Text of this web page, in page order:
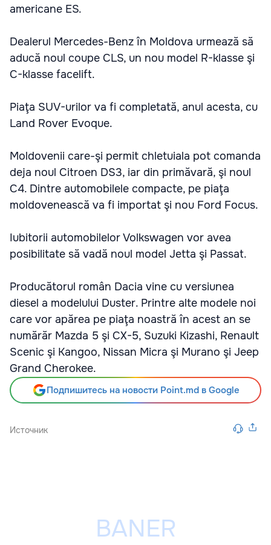
americane ES.
Dealerul Mercedes-Benz în Moldova urmează să
aducă noul coupe CLS, un nou model R-klasse şi
C-klasse facelift.
Piaţa SUV-urilor va fi completată, anul acesta, cu
Land Rover Evoque.
Moldovenii care-şi permit chletuiala pot comanda
deja noul Citroen DS3, iar din primăvară, şi noul
C4. Dintre automobilele compacte, pe piaţa
moldovenească va fi importat şi nou Ford Focus.
Iubitorii automobilelor Volkswagen vor avea
posibilitate să vadă noul model Jetta şi Passat.
Producătorul român Dacia vine cu versiunea
diesel a modelului Duster. Printre alte modele noi
care vor apărea pe piaţa noastră în acest an se
numărăr Mazda 5 şi CX-5, Suzuki Kizashi, Renault
Scenic şi Kangoo, Nissan Micra şi Murano şi Jeep
Grand Cherokee.
Подпишитесь на новости Point.md в Google
Источник